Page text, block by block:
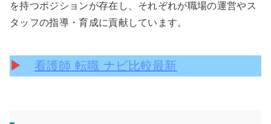
を持つポジションが存在し、それぞれが職場の運営やス
タッフの指導・育成に貢献しています。
▶ 看護師 転職 ナビ比較最新